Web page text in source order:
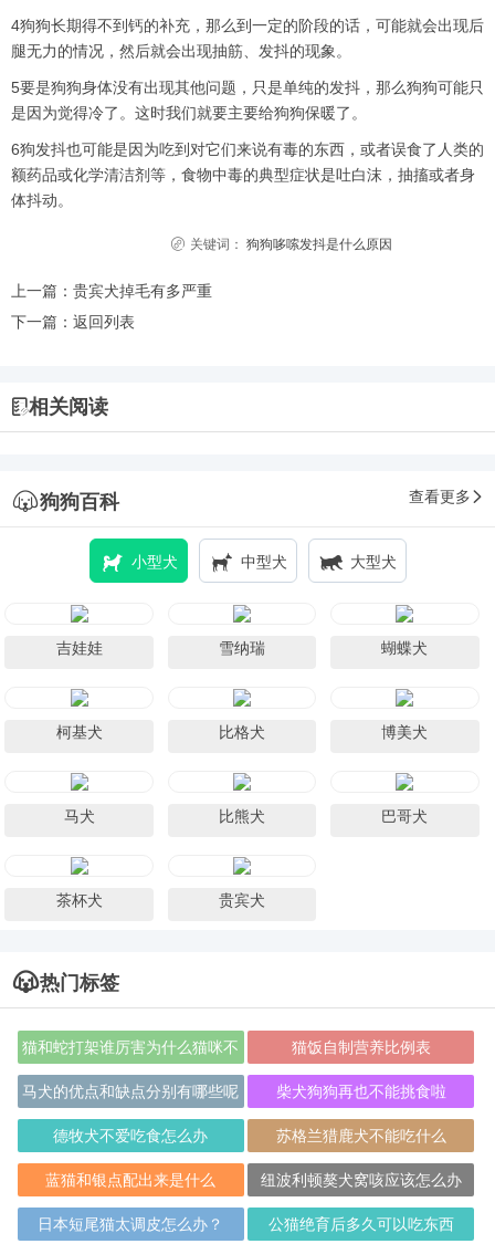
4狗狗长期得不到钙的补充，那么到一定的阶段的话，可能就会出现后
腿无力的情况，然后就会出现抽筋、发抖的现象。
5要是狗狗身体没有出现其他问题，只是单纯的发抖，那么狗狗可能只
是因为觉得冷了。这时我们就要主要给狗狗保暖了。
6狗发抖也可能是因为吃到对它们来说有毒的东西，或者误食了人类的
额药品或化学清洁剂等，食物中毒的典型症状是吐白沫，抽搐或者身
体抖动。
关键词： 狗狗哆嗦发抖是什么原因
上一篇： 贵宾犬掉毛有多严重
下一篇： 返回列表
相关阅读
狗狗百科 查看更多
小型犬 中型犬 大型犬
吉娃娃 雪纳瑞 蝴蝶犬
柯基犬 比格犬 博美犬
马犬 比熊犬 巴哥犬
茶杯犬 贵宾犬
热门标签
猫和蛇打架谁厉害为什么猫咪不
怕蛇呢？
猫饭自制营养比例表
马犬的优点和缺点分别有哪些呢 柴犬狗狗再也不能挑食啦
德牧犬不爱吃食怎么办 苏格兰猎鹿犬不能吃什么
蓝猫和银点配出来是什么 纽波利顿獒犬窝咳应该怎么办
日本短尾猫太调皮怎么办？ 公猫绝育后多久可以吃东西